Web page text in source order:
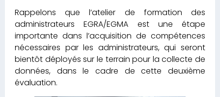
Rappelons que l’atelier de formation des
administrateurs EGRA/EGMA est une étape
importante dans l’acquisition de compétences
nécessaires par les administrateurs, qui seront
bientôt déployés sur le terrain pour la collecte de
données, dans le cadre de cette deuxième
évaluation.